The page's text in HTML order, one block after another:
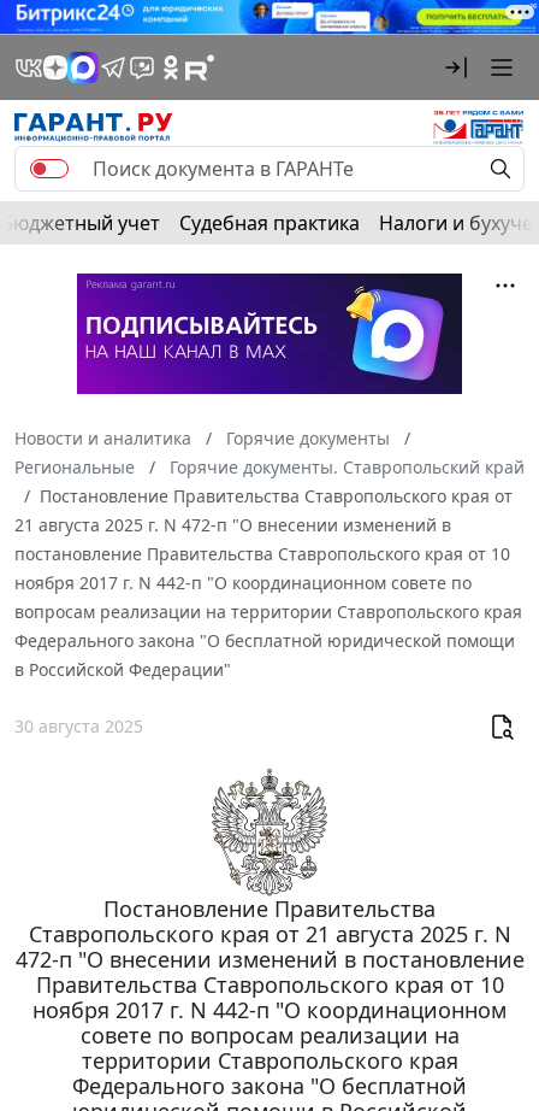
Бюджетный учет Судебная практика Налоги и
Новости и аналитика
Горячие документы
Региональные
Горячие документы. Ставропольский край
Постановление Правительства Ставропольского края от
21 августа 2025 г. N 472-п "О внесении изменений в
постановление Правительства Ставропольского края от 10
ноября 2017 г. N 442-п "О координационном совете по
вопросам реализации на территории Ставропольского края
Федерального закона "О бесплатной юридической помощи
в Российской Федерации"
30 августа 2025
Постановление Правительства
Ставропольского края от 21 августа 2025 г. N
472-п "О внесении изменений в постановление
Правительства Ставропольского края от 10
ноября 2017 г. N 442-п "О координационном
совете по вопросам реализации на
территории Ставропольского края
Федерального закона "О бесплатной